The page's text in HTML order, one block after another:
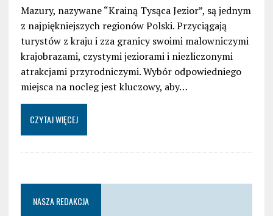
Mazury, nazywane “Krainą Tysąca Jezior”, są jednym
z najpiękniejszych regionów Polski. Przyciągają
turystów z kraju i zza granicy swoimi malowniczymi
krajobrazami, czystymi jeziorami i niezliczonymi
atrakcjami przyrodniczymi. Wybór odpowiedniego
miejsca na nocleg jest kluczowy, aby…
CZYTAJ WIĘCEJ
NASZA REDAKCJA